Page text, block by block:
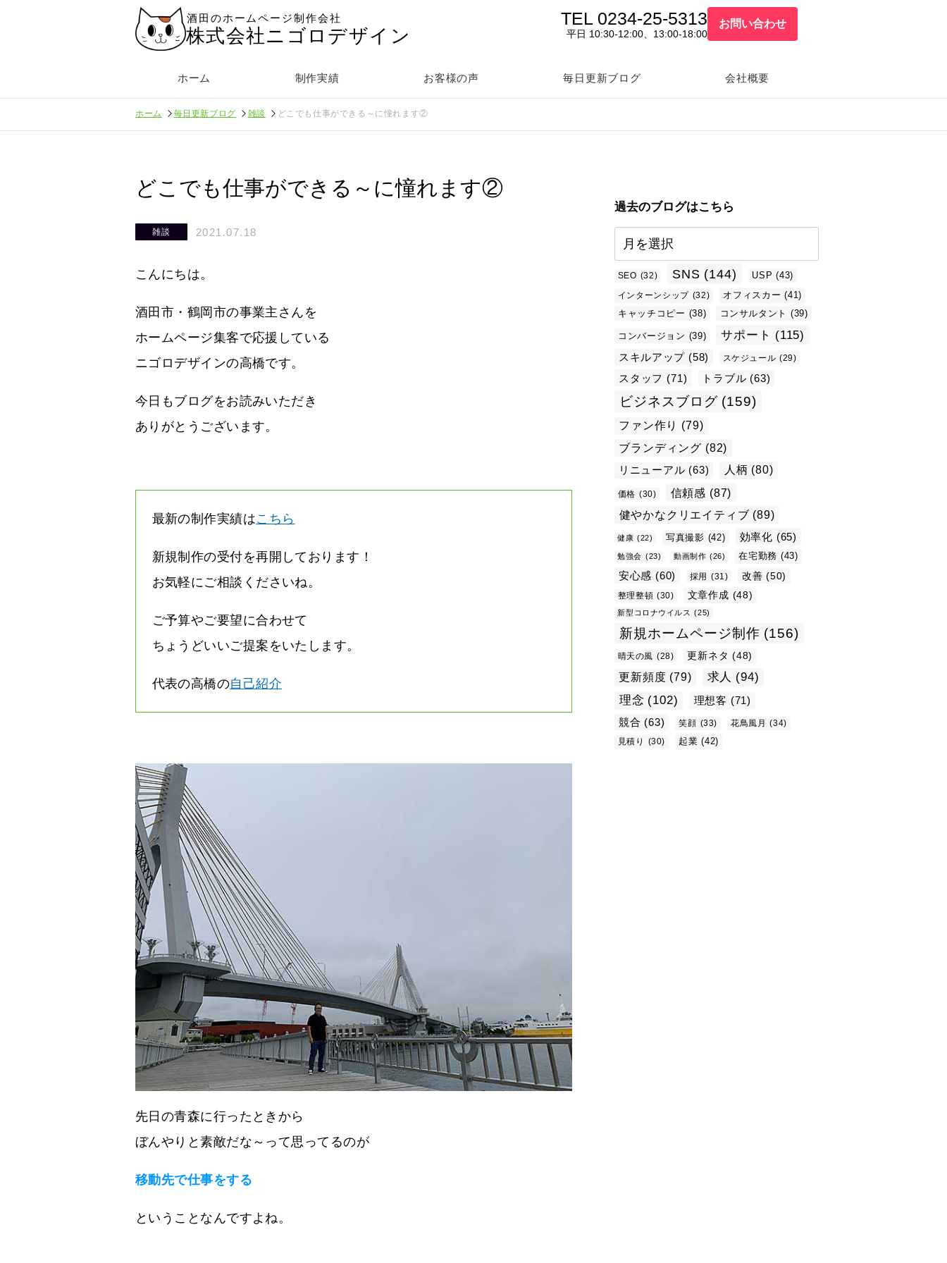
酒田のホームページ制作会社
株式会社ニゴロデザイン
TEL 0234-25-5313
平日 10:30-12:00、13:00-18:00
お問い合わせ
ホーム 制作実績 お客様の声 毎日更新ブログ 会社概要
ホーム 毎日更新ブログ 雑談 どこでも仕事ができる～に憧れます②
どこでも仕事ができる～に憧れます②
雑談 2021.07.18
こんにちは。
酒田市・鶴岡市の事業主さんを
ホームページ集客で応援している
ニゴロデザインの高橋です。
今日もブログをお読みいただき
ありがとうございます。
最新の制作実績はこちら
新規制作の受付を再開しております！
お気軽にご相談くださいね。
ご予算やご要望に合わせて
ちょうどいいご提案をいたします。
代表の高橋の自己紹介
先日の青森に行ったときから
ぼんやりと素敵だな～って思ってるのが
移動先で仕事をする
ということなんですよね。
過去のブログはこちら
SEO (32) SNS (144) USP (43)
インターンシップ (32) オフィスカー (41)
キャッチコピー (38) コンサルタント (39)
コンバージョン (39) サポート (115)
スキルアップ (58) スケジュール (29)
スタッフ (71) トラブル (63)
ビジネスブログ (159)
ファン作り
(79)
ブランディング (82)
リニューアル (63) 人柄 (80)
価格 (30) 信頼感 (87)
健やかなクリエイティブ (89)
健康 (22) 写真撮影 (42) 効率化 (65)
勉強会 (23) 動画制作 (26) 在宅勤務 (43)
安心感 (60) 採用 (31) 改善 (50)
整理整頓 (30) 文章作成 (48)
新型コロナウイルス (25)
新規ホームページ制作 (156)
晴天の風 (28) 更新ネタ (48)
更新頻度 (79) 求人 (94)
理念 (102) 理想客 (71)
競合 (63) 笑顔 (33) 花鳥風月 (34)
見積り
(30) 起業 (42)